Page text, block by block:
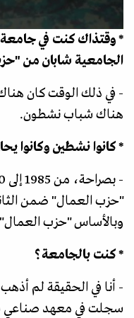
* وقتذاك كنت في جامعة
الجامعية شابان من
- في ذلك الوقت كان
هناك شباب نشطون.
* كانوا نشطين وكانوا
"حزب العمال" ضمن
وبالأساس "حزب
* كنت بالجامعة؟
- أنا في الحقيقة لم
سجلت في معهد صناعي في